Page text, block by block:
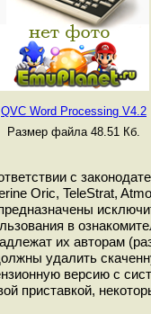
QVC Word Processing V4.2
Размер файла 48.51 Кб.
с
Oric, TeleStrat,
в
их авторам
удалить
версию с
приставкой,